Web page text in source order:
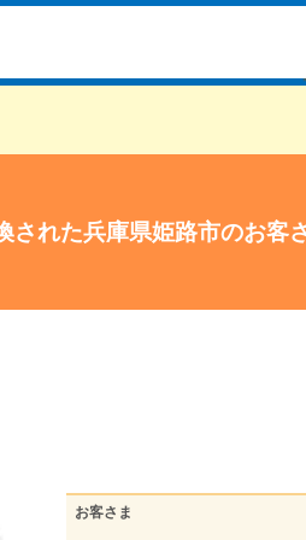
された兵庫県姫路市のお客
お客さま